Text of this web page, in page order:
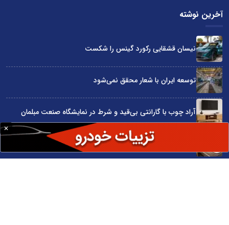
آخرین نوشته
نیسان قشقایی رکورد گینس را شکست
توسعه ایران با شعار محقق نمی‌شود
آراد چوب با گارانتی بی‌قید و شرط در نمایشگاه صنعت مبلمان